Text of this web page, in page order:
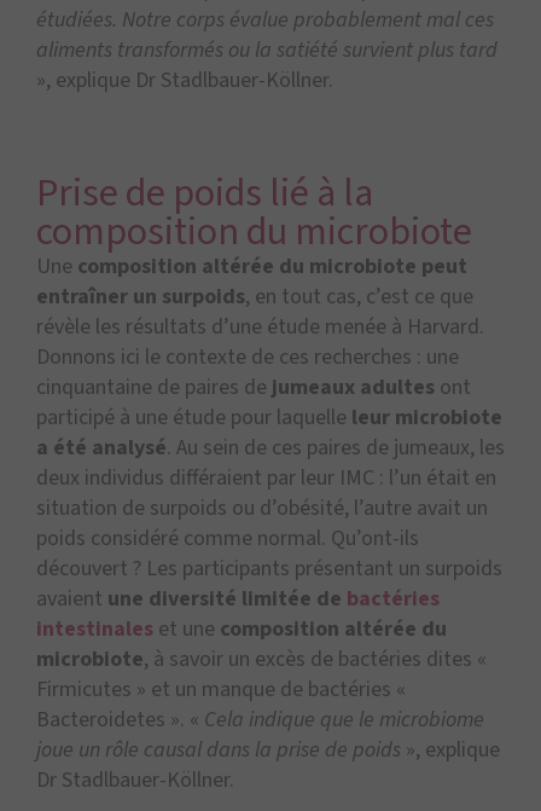
étudiées. Notre corps évalue probablement mal ces
aliments transformés ou la satiété survient plus tard
», explique Dr Stadlbauer-Köllner.
Prise de poids lié à la
composition du microbiote
Une composition altérée du microbiote peut
entraîner un surpoids, en tout cas, c’est ce que
révèle les résultats d’une étude menée à Harvard.
Donnons ici le contexte de ces recherches : une
cinquantaine de paires de jumeaux adultes ont
participé à une étude pour laquelle leur microbiote
a été analysé. Au sein de ces paires de jumeaux, les
deux individus différaient par leur IMC : l’un était en
situation de surpoids ou d’obésité, l’autre avait un
poids considéré comme normal. Qu’ont-ils
découvert ? Les participants présentant un surpoids
avaient une diversité limitée de bactéries
intestinales et une composition altérée du
microbiote, à savoir un excès de bactéries dites «
Firmicutes » et un manque de bactéries «
Bacteroidetes ». « Cela indique que le microbiome
joue un rôle causal dans la prise de poids », explique
Dr Stadlbauer-Köllner.